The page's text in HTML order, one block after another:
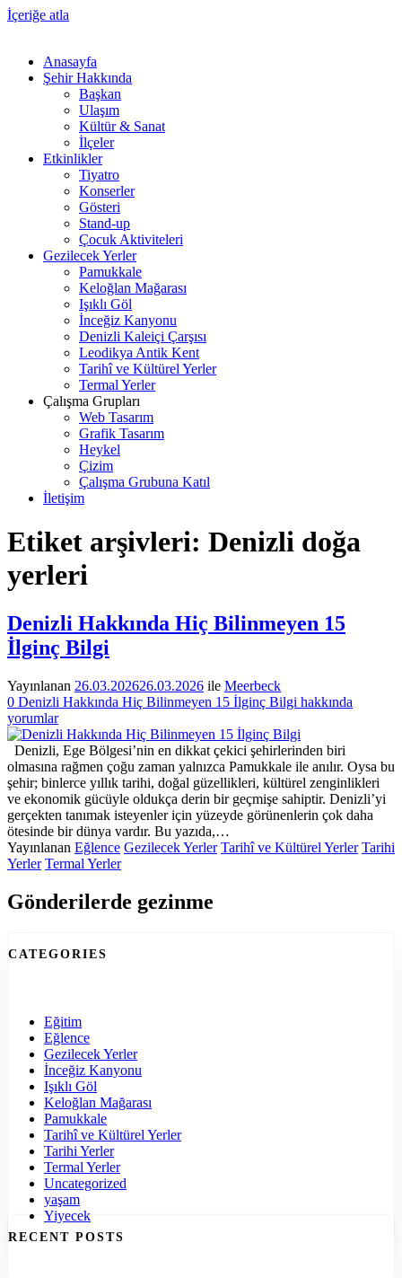
İçeriğe atla
Anasayfa
Şehir Hakkında
Başkan
Ulaşım
Kültür & Sanat
İlçeler
Etkinlikler
Tiyatro
Konserler
Gösteri
Stand-up
Çocuk Aktiviteleri
Gezilecek Yerler
Pamukkale
Keloğlan Mağarası
Işıklı Göl
İnceğiz Kanyonu
Denizli Kaleiçi Çarşısı
Leodikya Antik Kent
Tarihî ve Kültürel Yerler
Termal Yerler
Çalışma Grupları
Web Tasarım
Grafik Tasarım
Heykel
Çizim
Çalışma Grubuna Katıl
İletişim
Etiket arşivleri: Denizli doğa
yerleri
Denizli Hakkında Hiç Bilinmeyen 15
İlginç Bilgi
Yayınlanan 26.03.202626.03.2026 ile Meerbeck
0 Denizli Hakkında Hiç Bilinmeyen 15 İlginç Bilgi hakkında
yorumlar
Denizli, Ege Bölgesi’nin en dikkat çekici şehirlerinden biri
olmasına rağmen çoğu zaman yalnızca Pamukkale ile anılır. Oysa bu
şehir; binlerce yıllık tarihi, doğal güzellikleri, kültürel zenginlikleri
ve ekonomik gücüyle oldukça derin bir geçmişe sahiptir. Denizli’yi
gerçekten tanımak isteyenler için yüzeyde görünenlerin çok daha
ötesinde bir dünya vardır. Bu yazıda,…
Yayınlanan Eğlence Gezilecek Yerler Tarihî ve Kültürel Yerler Tarihi
Yerler Termal Yerler
Gönderilerde gezinme
CATEGORIES
Eğitim
Eğlence
Gezilecek Yerler
İnceğiz Kanyonu
Işıklı Göl
Keloğlan Mağarası
Pamukkale
Tarihî ve Kültürel Yerler
Tarihi Yerler
Termal Yerler
Uncategorized
yaşam
Yiyecek
RECENT POSTS